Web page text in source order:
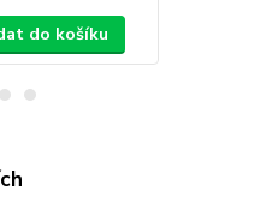
do košíku